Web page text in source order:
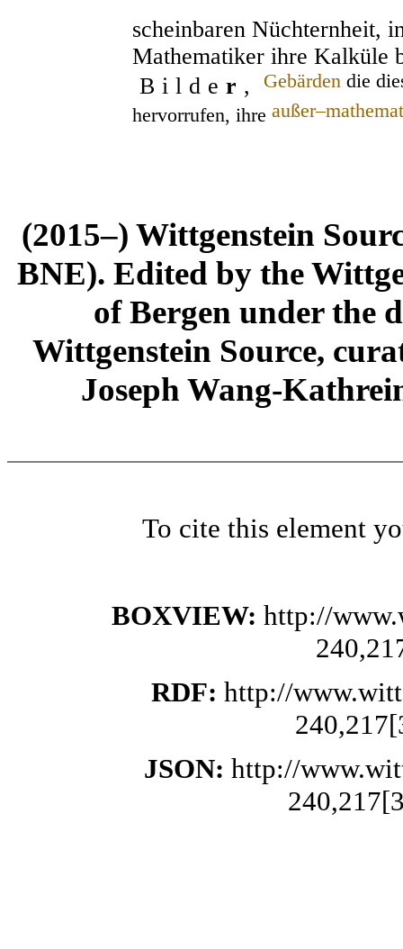
scheinbaren Nüchternheit,
Mathematiker ihre Kalküle
Bilde r , Gebärden die
hervorrufen, ihre
(2015–) Wittgenstein
BNE). Edited by the
of Bergen under the
Wittgenstein Source,
Joseph Wang-
To cite this element
BOXVIEW: http://
RDF: http://
JSON: http://